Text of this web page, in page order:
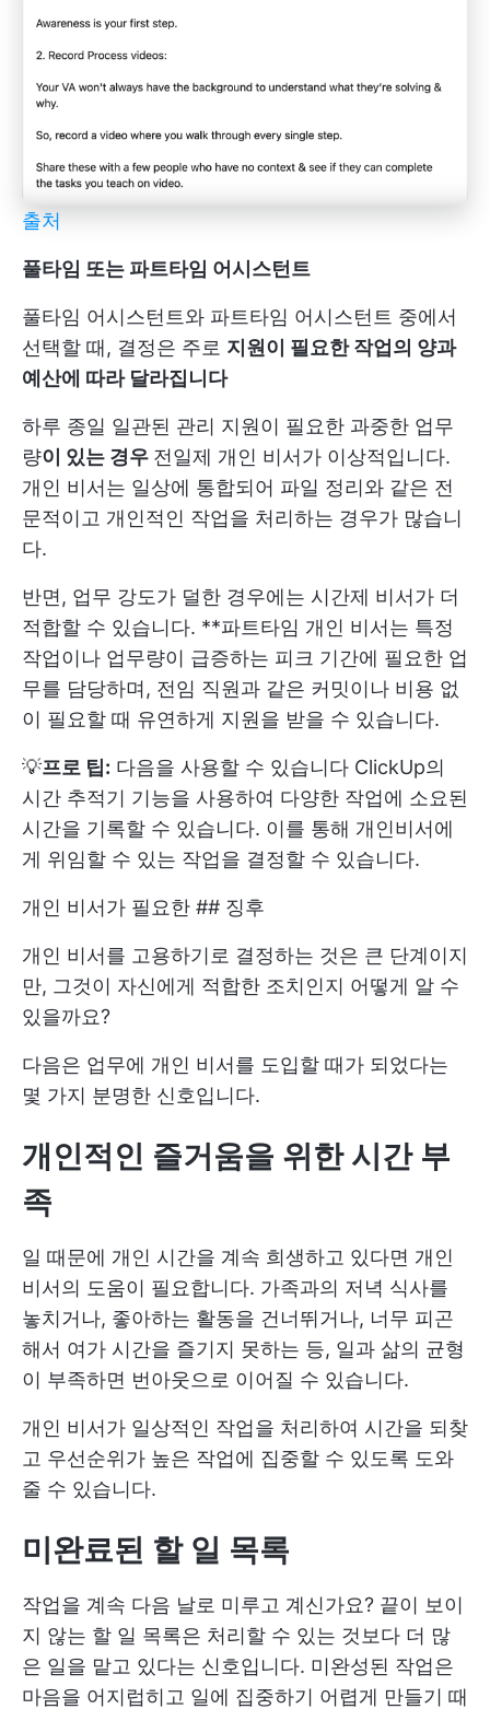
출처
풀타임 또는 파트타임 어시스턴트
풀타임 어시스턴트와 파트타임 어시스턴트 중에서
선택할 때, 결정은 주로 지원이 필요한 작업의 양과
예산에 따라 달라집니다
하루 종일 일관된 관리 지원이 필요한 과중한 업무
량이 있는 경우 전일제 개인 비서가 이상적입니다.
개인 비서는 일상에 통합되어 파일 정리와 같은 전
문적이고 개인적인 작업을 처리하는 경우가 많습니
다.
반면, 업무 강도가 덜한 경우에는 시간제 비서가 더
적합할 수 있습니다. **파트타임 개인 비서는 특정
작업이나 업무량이 급증하는 피크 기간에 필요한 업
무를 담당하며, 전임 직원과 같은 커밋이나 비용 없
이 필요할 때 유연하게 지원을 받을 수 있습니다.
💡프로 팁: 다음을 사용할 수 있습니다 ClickUp의
시간 추적기 기능을 사용하여 다양한 작업에 소요된
시간을 기록할 수 있습니다. 이를 통해 개인비서에
게 위임할 수 있는 작업을 결정할 수 있습니다.
개인 비서가 필요한 ## 징후
개인 비서를 고용하기로 결정하는 것은 큰 단계이지
만, 그것이 자신에게 적합한 조치인지 어떻게 알 수
있을까요?
다음은 업무에 개인 비서를 도입할 때가 되었다는
몇 가지 분명한 신호입니다.
개인적인 즐거움을 위한 시간 부
족
일 때문에 개인 시간을 계속 희생하고 있다면 개인
비서의 도움이 필요합니다. 가족과의 저녁 식사를
놓치거나, 좋아하는 활동을 건너뛰거나, 너무 피곤
해서 여가 시간을 즐기지 못하는 등, 일과 삶의 균형
이 부족하면 번아웃으로 이어질 수 있습니다.
개인 비서가 일상적인 작업을 처리하여 시간을 되찾
고 우선순위가 높은 작업에 집중할 수 있도록 도와
줄 수 있습니다.
미완료된 할 일 목록
작업을 계속 다음 날로 미루고 계신가요? 끝이 보이
지 않는 할 일 목록은 처리할 수 있는 것보다 더 많
은 일을 맡고 있다는 신호입니다. 미완성된 작업은
마음을 어지럽히고 일에 집중하기 어렵게 만들기 때